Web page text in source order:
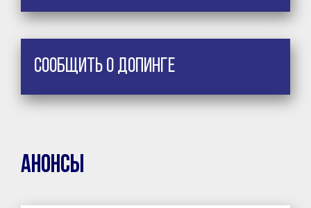
Сообщить о допинге
Анонсы